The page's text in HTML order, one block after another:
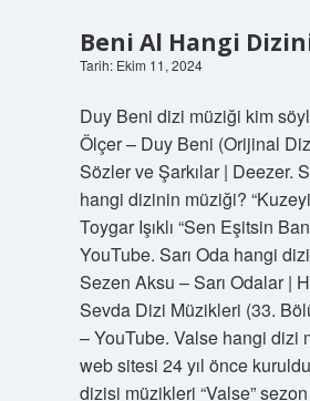
Beni Al Hangi
Tarih: Ekim 11, 2024
Duy Beni dizi müziği kim
Ölçer – Duy Beni (Orijinal
Sözler ve Şarkılar | Deezer.
hangi dizinin müziği?
Toygar Işıklı “Sen Eşitsin
YouTube. Sarı Oda hangi
Sezen Aksu – Sarı Odalar |
Sevda Dizi Müzikleri (33.
– YouTube. Valse hangi dizi
web sitesi 24 yıl önce
dizisi müzikleri “Valse”